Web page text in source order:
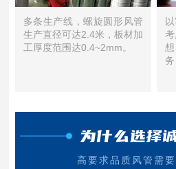
多条生产线，螺旋圆形风管
生产直径可达2.4米，板材加
工厚度范围达0.4~2mm。
务
为什么选择
高要求品质风管需